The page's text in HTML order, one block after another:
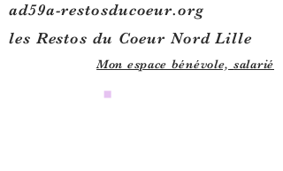
ad59a-restosducoeur.org
les Restos du Coeur Nord Lille
Mon espace bénévole, salarié